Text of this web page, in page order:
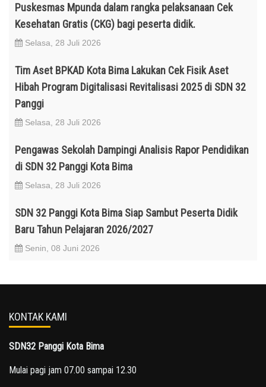
Puskesmas Mpunda dalam rangka pelaksanaan Cek
Kesehatan Gratis (CKG) bagi peserta didik.
Selasa, 28 Juli 2026
Tim Aset BPKAD Kota Bima Lakukan Cek Fisik Aset
Hibah Program Digitalisasi Revitalisasi 2025 di SDN 32
Panggi
Selasa, 28 Juli 2026
Pengawas Sekolah Dampingi Analisis Rapor Pendidikan
di SDN 32 Panggi Kota Bima
Selasa, 28 Juli 2026
SDN 32 Panggi Kota Bima Siap Sambut Peserta Didik
Baru Tahun Pelajaran 2026/2027
Senin, 08 Juni 2026
KONTAK KAMI
SDN32 Panggi Kota Bima
Mulai pagi jam 07.00 sampai 12.30